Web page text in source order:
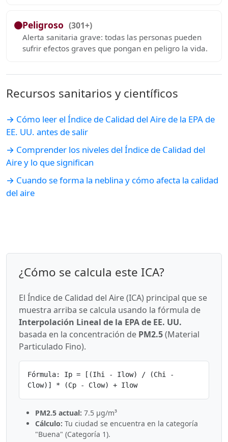
Peligroso (301+)
Alerta sanitaria grave: todas las personas pueden
sufrir efectos graves que pongan en peligro la vida.
Recursos sanitarios y científicos
→ Cómo leer el Índice de Calidad del Aire de la EPA de
EE. UU. antes de salir
→ Comprender los niveles del Índice de Calidad del
Aire y lo que significan
→ Cuando se forma la neblina y cómo afecta la calidad
del aire
¿Cómo se calcula este ICA?
El Índice de Calidad del Aire (ICA) principal que se
muestra arriba se calcula usando la fórmula de
Interpolación Lineal de la EPA de EE. UU.
basada en la concentración de PM2.5(Material
Particulado Fino).
Fórmula: Ip = [(Ihi - Ilow) / (Chi -
Clow)] * (Cp - Clow) + Ilow
PM2.5 actual: 7.5 µg/m³
Cálculo: Tu ciudad se encuentra en la categoría
"Buena" (Categoría 1).